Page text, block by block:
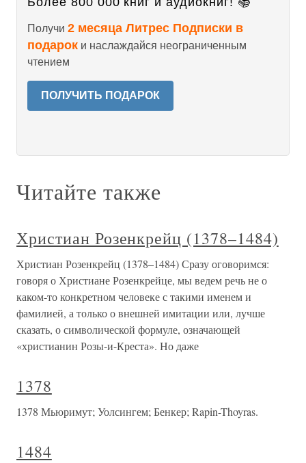
Получи 2 месяца Литрес Подписки в
подарок и наслаждайся неограниченным
чтением
ПОЛУЧИТЬ ПОДАРОК
Читайте также
Христиан Розенкрейц (1378–1484)
Христиан Розенкрейц (1378–1484) Сразу оговоримся:
говоря о Христиане Розенкрейце, мы ведем речь не о
каком-то конкретном человеке с такими именем и
фамилией, а только о внешней имитации или, лучше
сказать, о символической формуле, означающей
«христианин Розы-и-Креста». Но даже
1378
1378 Мьюримут; Уолсингем; Бенкер; Rapin-Thoyras.
1484